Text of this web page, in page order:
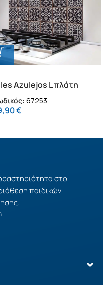
Azulejos L πλάτη
τοίχου εστιών
(67253)
67253
€
στο
παιδικών